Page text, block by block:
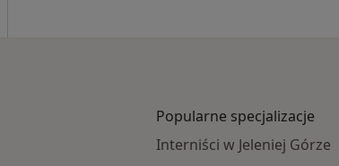
Popularne specjalizacje
Interniści w Jeleniej Górze